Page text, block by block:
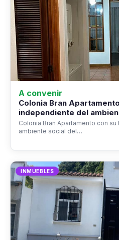
A convenir
Colonia Bran
independiente del
Colonia Bran Apartamento con
ambiente social del…
INMUEBLES